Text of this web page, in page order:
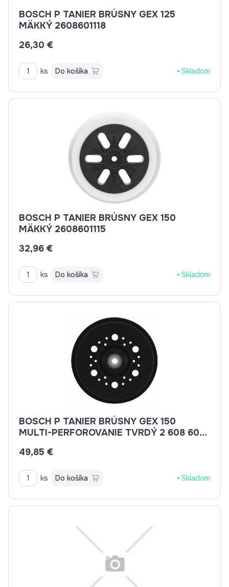
BOSCH P TANIER BRÚSNY GEX 125
MÄKKÝ 2608601118
26,30 €
ks Do košíka Skladom
BOSCH P TANIER BRÚSNY GEX 150
MÄKKÝ 2608601115
32,96 €
ks Do košíka Skladom
BOSCH P TANIER BRÚSNY GEX 150
MULTI-PERFOROVANIE TVRDÝ 2 608 601
49,85 €
ks Do košíka Skladom